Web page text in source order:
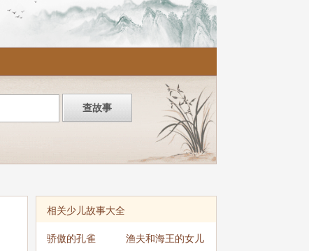
相关少儿故事大全
骄傲的孔雀
渔夫和海王的女儿